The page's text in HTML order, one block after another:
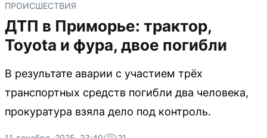
ПРОИСШЕСТВИЯ
ДТП в Приморье: трактор,
Toyota и фура, двое погибли
В результате аварии с участием трёх
транспортных средств погибли два человека,
прокуратура взяла дело под контроль.